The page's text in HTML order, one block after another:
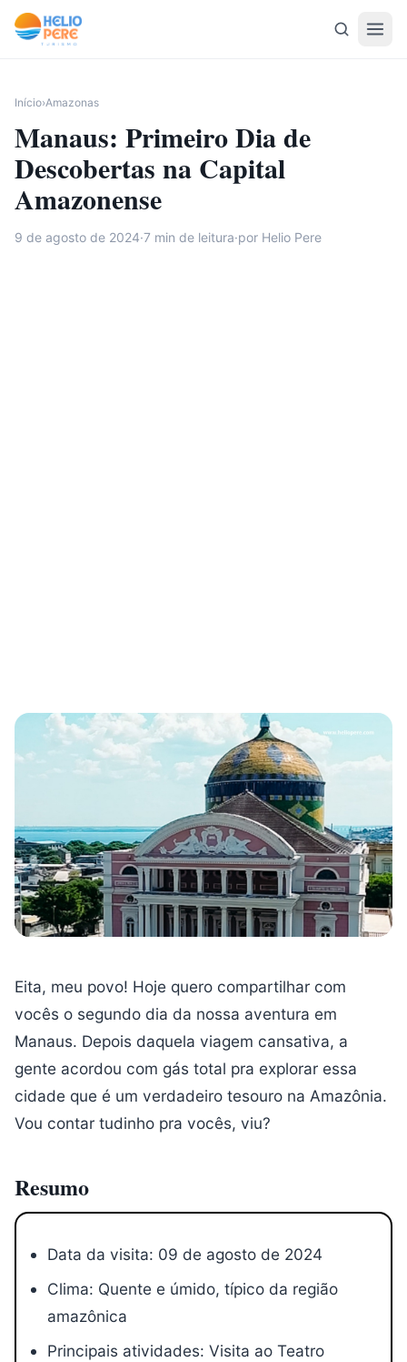
Pular para o conteúdo
Início›Amazonas
Manaus: Primeiro Dia de
Descobertas na Capital
Amazonense
9 de agosto de 2024·7 min de leitura·por Helio Pere
Eita, meu povo! Hoje quero compartilhar com
vocês o segundo dia da nossa aventura em
Manaus. Depois daquela viagem cansativa, a
gente acordou com gás total pra explorar essa
cidade que é um verdadeiro tesouro na Amazônia.
Vou contar tudinho pra vocês, viu?
Resumo
Data da visita: 09 de agosto de 2024
Clima: Quente e úmido, típico da região
amazônica
Principais atividades: Visita ao Teatro